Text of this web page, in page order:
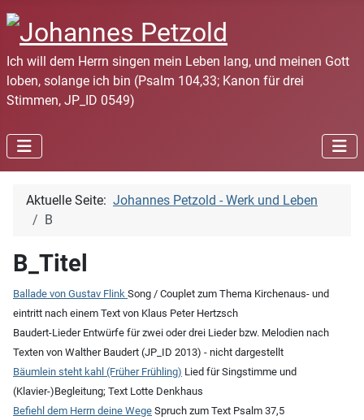
Ich will dem Herrn singen mein Leben lang, und meinen Gott
loben, solange ich bin (Psalm 104,33; Kanon für drei
Stimmen, JP_ID 0549)
Aktuelle Seite: Johannes Petzold - Werk und Leben
B
B_Titel
Ballade von Gustav Flink Song / Couplet zum Thema Kirchenaus- und
eintritt nach einem Text von Klaus Peter Hertzsch
Baudert-Lieder Entwürfe für zwei oder drei Lieder bzw. Melodien nach
Texten von Walther Baudert (JP_ID 2013) - nicht dargestellt
Bäumlein steht kahl (Früher Frühling) Lied für Singstimme und
(Klavier-)Begleitung; Text Lotte Denkhaus
Befiehl dem Herrn deine Wege Spruch zum Text Psalm 37,5